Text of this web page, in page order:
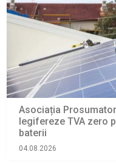
Asociația
legifereze TVA zero
baterii
04.08.2026